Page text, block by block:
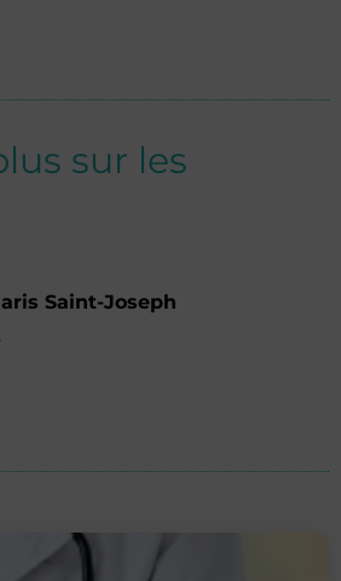
sur les
Saint-Joseph